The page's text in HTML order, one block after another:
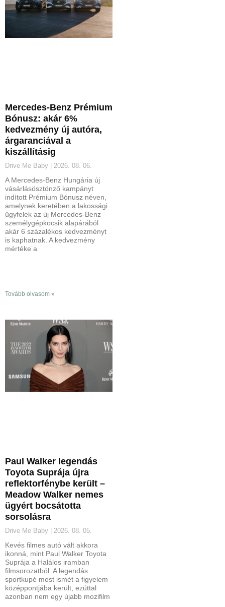
Mercedes-Benz Prémium
Bónusz: akár 6%
kedvezmény új autóra,
árgaranciával a
kiszállításig
Drive Me Baby 2026. 08. 06.
A Mercedes-Benz Hungária új
vásárlásösztönző kampányt
indított Prémium Bónusz néven,
amelynek keretében a lakossági
ügyfelek az új Mercedes-Benz
személygépkocsik alapárából
akár 6 százalékos kedvezményt
is kaphatnak. A kedvezmény
mértéke a
Tovább olvasom »
Paul Walker legendás
Toyota Suprája újra
reflektorfénybe került –
Meadow Walker nemes
ügyért bocsátotta
sorsolásra
Drive Me Baby 2026. 08. 05.
Kevés filmes autó vált akkora
ikonná, mint Paul Walker Toyota
Suprája a Halálos iramban
filmsorozatból. A legendás
sportkupé most ismét a figyelem
középpontjába került, ezúttal
azonban nem egy újabb mozifilm